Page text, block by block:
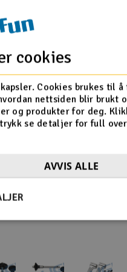
på
cookies
Cookies brukes til å
nettsiden blir brukt
og produkter for deg.
se detaljer for full
AVVIS ALLE